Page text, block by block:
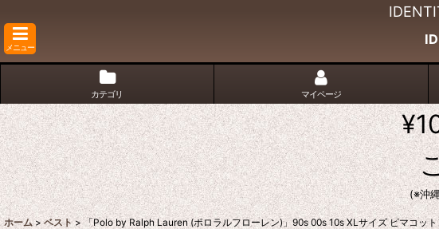
メニュー
カテゴリ マイページ
(※沖
ホーム > ベスト > 「Polo by Ralph Lauren (ポロラルフローレン)」90s 00s 10s XLサイズ ピマコッ